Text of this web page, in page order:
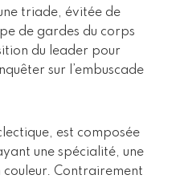
triade, évitée de
de gardes du corps
du leader pour
sur l’embuscade
est composée
une spécialité, une
Contrairement